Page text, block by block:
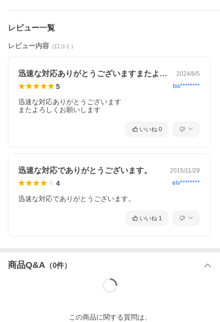
レビュー一覧
レビュー内容 （口コミ）
迅速な対応ありがとうございますまたよろ… 2024/8/5
5 tss********
迅速な対応ありがとうございます
またよろしくお願いします
いいね 0
迅速な対応でありがとうございます。 2015/11/29
4 elv********
迅速な対応でありがとうございます。
いいね 1
商品Q&A （0件）
この商品に関する質問は、